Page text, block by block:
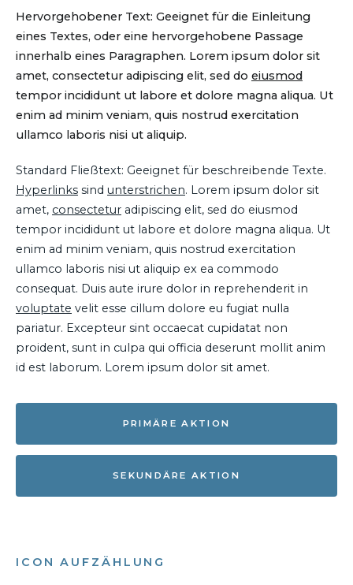
Hervorgehobener Text: Geeignet für die Einleitung
eines Textes, oder eine hervorgehobene Passage
innerhalb eines Paragraphen. Lorem ipsum dolor sit
amet, consectetur adipiscing elit, sed do eiusmod
tempor incididunt ut labore et dolore magna aliqua. Ut
enim ad minim veniam, quis nostrud exercitation
ullamco laboris nisi ut aliquip.
Standard Fließtext: Geeignet für beschreibende Texte.
Hyperlinks sind unterstrichen. Lorem ipsum dolor sit
amet, consectetur adipiscing elit, sed do eiusmod
tempor incididunt ut labore et dolore magna aliqua. Ut
enim ad minim veniam, quis nostrud exercitation
ullamco laboris nisi ut aliquip ex ea commodo
consequat. Duis aute irure dolor in reprehenderit in
voluptate velit esse cillum dolore eu fugiat nulla
pariatur. Excepteur sint occaecat cupidatat non
proident, sunt in culpa qui officia deserunt mollit anim
id est laborum. Lorem ipsum dolor sit amet.
PRIMÄRE AKTION
SEKUNDÄRE AKTION
ICON AUFZÄHLUNG